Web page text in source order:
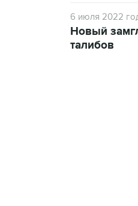
6 июля 2022
Новый
талибов